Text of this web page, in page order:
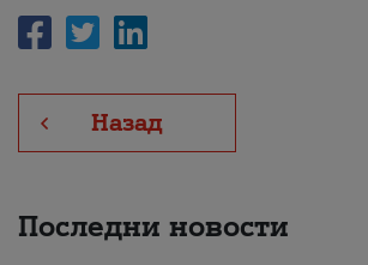
Назад
Последни новости